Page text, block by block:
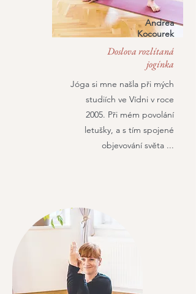
Andrea
Kocourek
Doslova rozlítaná
jogínka
Jóga si mne našla při mých
studiích ve Vídni v roce
2005. Při mém povolání
letušky, a s tím spojené
objevování světa ...